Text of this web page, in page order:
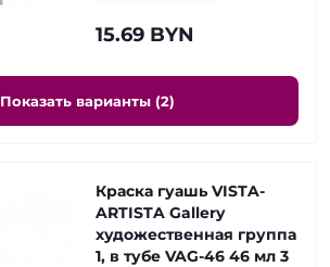
15.69 BYN
Показать варианты (2)
Краска гуашь VISTA-
ARTISTA Gallery
художественная группа
1, в тубе VAG-46 46 мл 3